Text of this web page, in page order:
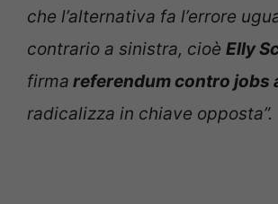
che l’alternativa fa l’errore
contrario a sinistra, cioè Elly
firma referendum contro jobs
radicalizza in chiave opposta”.